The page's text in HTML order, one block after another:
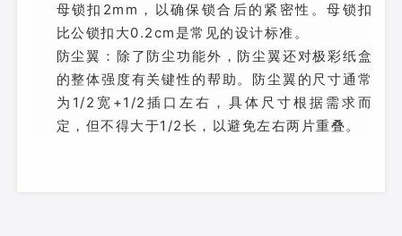
母锁扣2mm，以确保锁合后的紧密性。母锁扣
比公锁扣大0.2cm是常见的设计标准。
防尘翼：除了防尘功能外，防尘翼还对极彩纸盒
的整体强度有关键性的帮助。防尘翼的尺寸通常
为1/2宽+1/2插口左右，具体尺寸根据需求而
定，但不得大于1/2长，以避免左右两片重叠。